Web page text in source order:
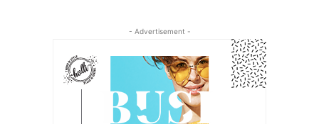
- Advertisement -